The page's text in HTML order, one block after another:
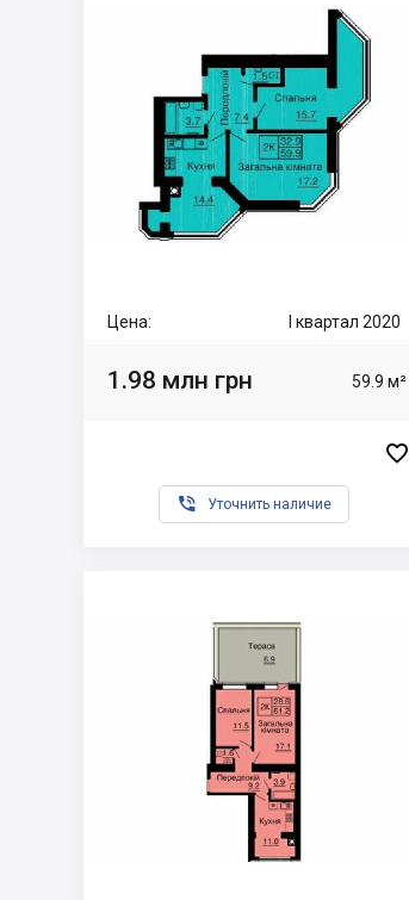
Цена: I квартал 2020
1.98 млн грн 59.9 м²

 Уточнить наличие